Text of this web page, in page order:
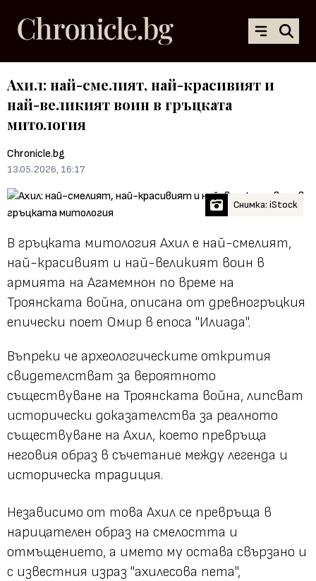
Ахил: най-смелият, най-красивият и
най-великият воин в гръцката
митология
Chronicle.bg
13.05.2026, 16:17
Снимка: iStock
В гръцката митология Ахил е най-смелият,
най-красивият и най-великият воин в
армията на Агамемнон по време на
Троянската война, описана от древногръцкия
епически поет Омир в епоса "Илиада".
Въпреки че археологическите открития
свидетелстват за вероятното
съществуване на Троянската война, липсват
исторически доказателства за реалното
съществуване на Ахил, което превръща
неговия образ в съчетание между легенда и
историческа традиция.
Независимо от това Ахил се превръща в
нарицателен образ на смелостта и
отмъщението, а името му остава свързано и
с известния израз "ахилесова пета",